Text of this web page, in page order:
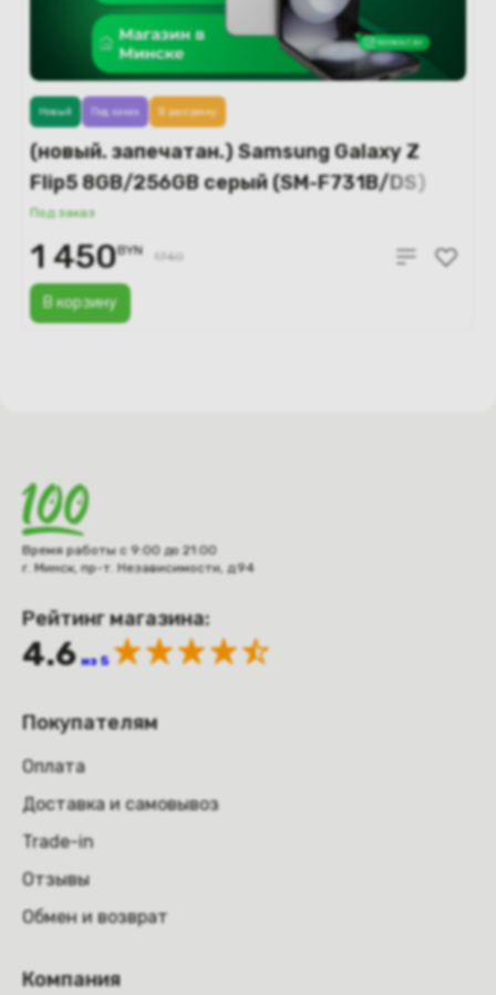
(новый. запечатан.) Samsung Galaxy Z
Flip5 8GB/256GB серый (SM-F731B/DS)
Под заказ
В корзину
Новый Под заказ В рассрочку
1 450BYN 1740
Время работы с 9:00 до 21:00
г. Минск, пр-т. Независимости, д.94
Рейтинг магазина:
4.6 из 5
Покупателям
Оплата
Доставка и самовывоз
Trade-in
Отзывы
Обмен и возврат
Компания